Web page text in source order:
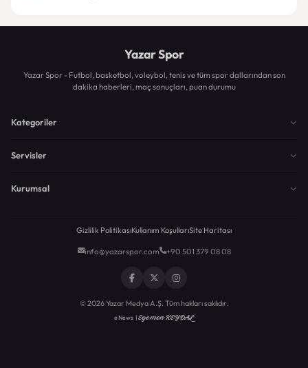
Yazar Spor
Yazar Spor - Futbol, basketbol, voleybol, tenis ve tüm spor dallarından son
dakika haberleri, maç sonuçları, puan durumu
Kategoriler
Servisler
Kurumsal
Gizlilik PolitikasıKullanım KoşullarıSite Haritası
info@yazarspor.com +90 501 379 08 08
© 2026 Yazar Medya A.Ş. Tüm hakları saklıdır.
eNews |Egemen KEYDAL